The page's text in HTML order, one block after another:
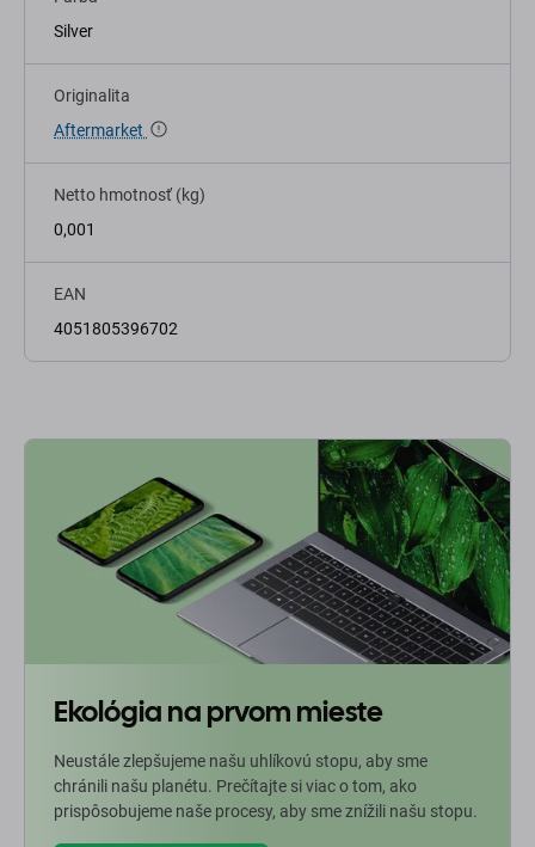
Silver
Originalita
Aftermarket
Netto hmotnosť (kg)
0,001
EAN
4051805396702
Ekológia na prvom mieste
Neustále zlepšujeme našu uhlíkovú stopu, aby sme
chránili našu planétu. Prečítajte si viac o tom, ako
prispôsobujeme naše procesy, aby sme znížili našu stopu.